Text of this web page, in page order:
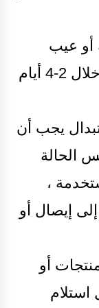
أو عيب
تصنيع سيتم الاستبدال مجانا خلال 2-4 أيام
يجب أن
الحالة
،
إيصال أو
أو
استلام